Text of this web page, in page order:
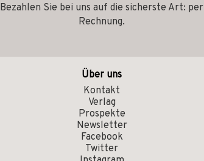
Bezahlen Sie bei uns auf die sicherste Art: per
Rechnung.
Über uns
Kontakt
Verlag
Prospekte
Newsletter
Facebook
Twitter